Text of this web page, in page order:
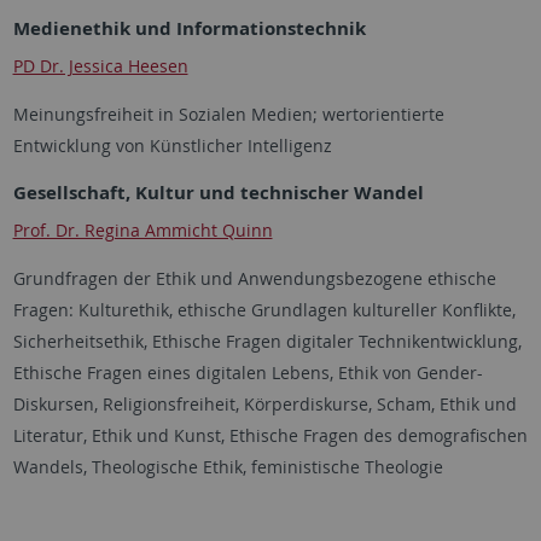
Medienethik und Informationstechnik
PD Dr. Jessica Heesen
Meinungsfreiheit in Sozialen Medien; wertorientierte
Entwicklung von Künstlicher Intelligenz
Gesellschaft, Kultur und technischer Wandel
Prof. Dr. Regina Ammicht Quinn
Grundfragen der Ethik und Anwendungsbezogene ethische
Fragen: Kulturethik, ethische Grundlagen kultureller Konflikte,
Sicherheitsethik, Ethische Fragen digitaler Technikentwicklung,
Ethische Fragen eines digitalen Lebens, Ethik von Gender-
Diskursen, Religionsfreiheit, Körperdiskurse, Scham, Ethik und
Literatur, Ethik und Kunst, Ethische Fragen des demografischen
Wandels, Theologische Ethik, feministische Theologie